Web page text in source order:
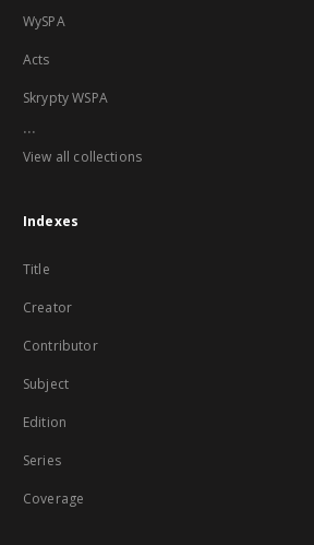
WySPA
Acts
Skrypty WSPA
...
View all collections
Indexes
Title
Creator
Contributor
Subject
Edition
Series
Coverage